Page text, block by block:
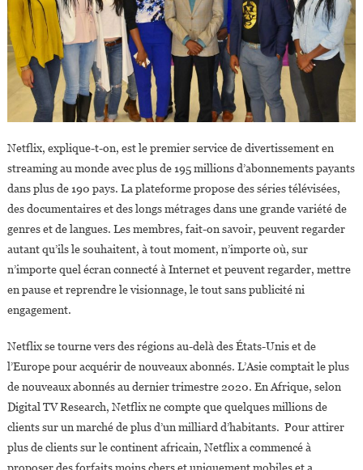
Netflix, explique-t-on, est le premier service de divertissement en
streaming au monde avec plus de 195 millions d’abonnements payants
dans plus de 190 pays. La plateforme propose des séries télévisées,
des documentaires et des longs métrages dans une grande variété de
genres et de langues. Les membres, fait-on savoir, peuvent regarder
autant qu’ils le souhaitent, à tout moment, n’importe où, sur
n’importe quel écran connecté à Internet et peuvent regarder, mettre
en pause et reprendre le visionnage, le tout sans publicité ni
engagement.
Netflix se tourne vers des régions au-delà des États-Unis et de
l’Europe pour acquérir de nouveaux abonnés. L’Asie comptait le plus
de nouveaux abonnés au dernier trimestre 2020. En Afrique, selon
Digital TV Research, Netflix ne compte que quelques millions de
clients sur un marché de plus d’un milliard d’habitants. Pour attirer
plus de clients sur le continent africain, Netflix a commencé à